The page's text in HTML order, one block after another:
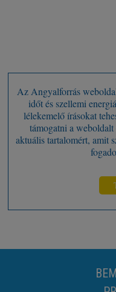
Az Angyalforrás
időt és szellemi
lélekemelő írásokat
támogatni a weboldalt
aktuális tartalomért, amit